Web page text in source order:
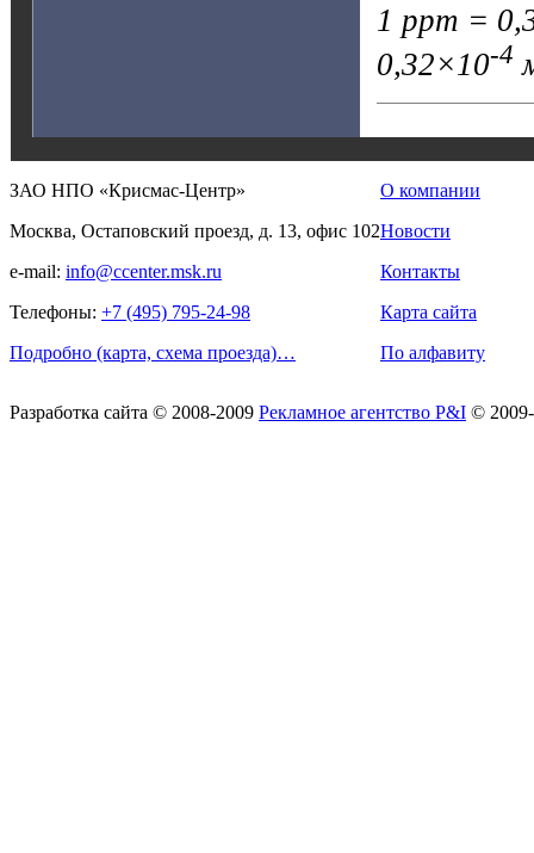
1 ppm =
0,32×10-4
ЗАО НПО «Крисмас-Центр»
Москва, Остаповский проезд, д. 13, офис 102
e-mail: info@ccenter.msk.ru
Телефоны: +7 (495) 795-24-98
Подробно (карта, схема проезда)…
О компании
Новости
Контакты
Карта сайта
По алфавиту
Разработка сайта © 2008-2009 Рекламное агентство P&I ©